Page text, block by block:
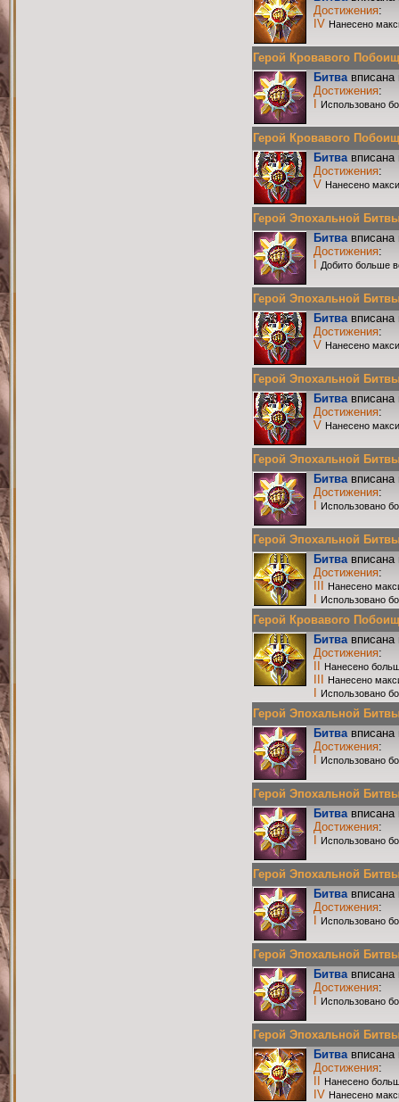
Достижения:
IV Нанесено
Герой Кровавого
Битвавписана
Достижения:
Использовано
Герой Кровавого
Битвавписана
Достижения:
V Нанесено
Герой Эпохальной
Битвавписана
Достижения:
Добито больше
Герой Эпохальной
Битвавписана
Достижения:
V Нанесено
Герой Эпохальной
Битвавписана
Достижения:
V Нанесено
Герой Эпохальной
Битвавписана
Достижения:
Использовано
Герой Эпохальной
Битвавписана
Достижения:
Нанесено
Использовано
Герой Кровавого
Битвавписана
Достижения:
Нанесено
Нанесено
Использовано
Герой Эпохальной
Битвавписана
Достижения:
Использовано
Герой Эпохальной
Битвавписана
Достижения:
Использовано
Герой Эпохальной
Битвавписана
Достижения:
Использовано
Герой Эпохальной
Битвавписана
Достижения:
Использовано
Герой Эпохальной
Битвавписана
Достижения:
Нанесено
IV Нанесено